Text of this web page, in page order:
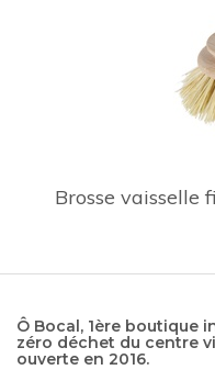
Brosse vaisselle
Ô Bocal, 1ère boutique
zéro déchet du centre
ouverte en 2016.